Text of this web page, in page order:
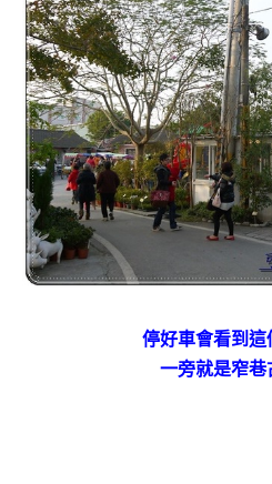
停好車會看到這
一旁就是窄巷